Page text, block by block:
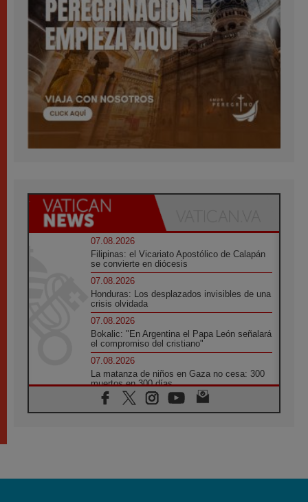
07.08.2026
Filipinas: el Vicariato Apostólico de Calapán
se convierte en diócesis
07.08.2026
Honduras: Los desplazados invisibles de una
crisis olvidada
07.08.2026
Bokalic: "En Argentina el Papa León señalará
el compromiso del cristiano"
07.08.2026
La matanza de niños en Gaza no cesa: 300
muertos en 300 días
07.08.2026
Tagle: La guerra desfigura el mundo, solo la